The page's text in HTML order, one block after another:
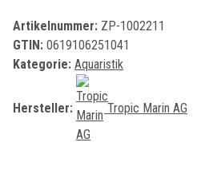
Artikelnummer: ZP-1002211
GTIN: 0619106251041
Kategorie: Aquaristik
Hersteller: Tropic Marin AG